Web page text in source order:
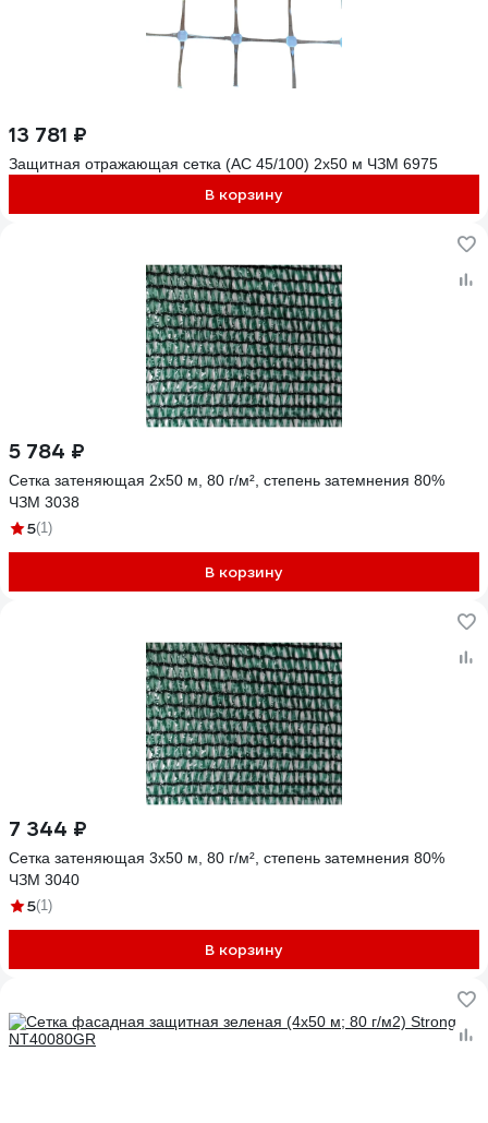
13 781 ₽
Защитная отражающая сетка (АС 45/100) 2х50 м ЧЗМ 6975
В корзину
5 784 ₽
Сетка затеняющая 2x50 м, 80 г/м², степень затемнения 80%
ЧЗМ 3038
5(1)
В корзину
7 344 ₽
Сетка затеняющая 3x50 м, 80 г/м², степень затемнения 80%
ЧЗМ 3040
5(1)
В корзину